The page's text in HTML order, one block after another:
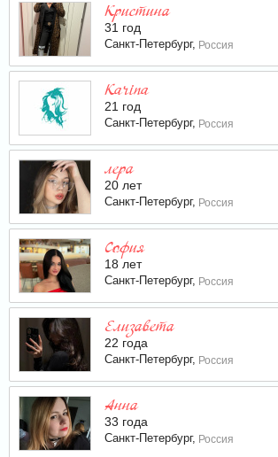
Кристина
31 год
Санкт-Петербург, Россия
Karina
21 год
Санкт-Петербург, Россия
лера
20 лет
Санкт-Петербург, Россия
София
18 лет
Санкт-Петербург, Россия
Елизавета
22 года
Санкт-Петербург, Россия
Анна
33 года
Санкт-Петербург, Россия